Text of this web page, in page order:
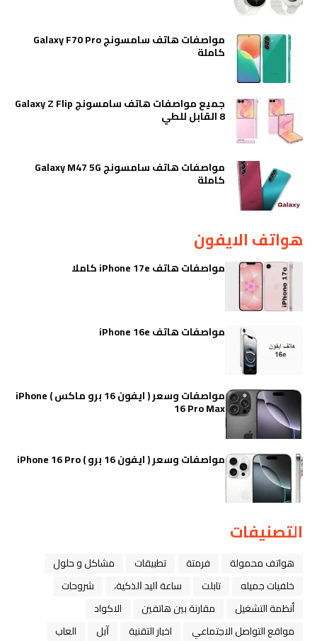
مواصفات هاتف سامسونج Galaxy F70 Pro
كاملة
جميع مواصفات هاتف سامسونج Galaxy Z Flip
8 القابل للطي
مواصفات هاتف سامسونج Galaxy M47 5G
كاملة
هواتف الايفون
مواصفات هاتف iPhone 17e كاملا
مواصفات هاتف iPhone 16e
مواصفات وسعر ( ايفون 16 برو ماكس ) iPhone
16 Pro Max
مواصفات وسعر ( ايفون 16 برو ) iPhone 16 Pro
التصنيفات
هواتف محمولة فرمتة تطبيقات
مشاكل و حلول
خلفيات جميله
تابلت ﺳﺎﻋﺔ ﺍﻟﻴﺪ ﺍﻟﺬﻛﻴﺔ،
شروحات
أنظمة التشغيل
مقارنة بين هاتفين
الاكواد
مواقع التواصل الاجتماعي
اخبار التقنية ﺁﺑﻞ
العاب